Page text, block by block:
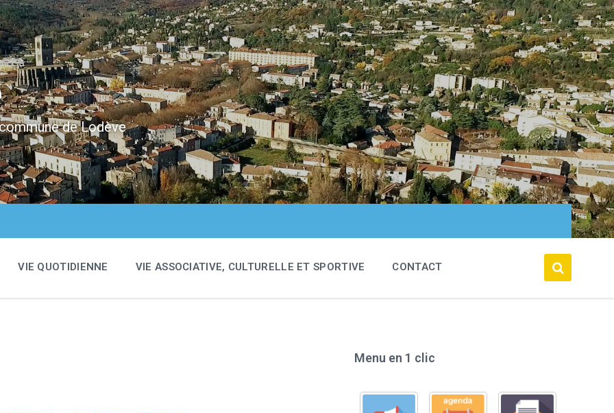
de Lodève
VIE QUOTIDIENNE VIE ASSOCIATIVE, CULTURELLE ET SPORTIVE CONTACT
Menu en 1 clic